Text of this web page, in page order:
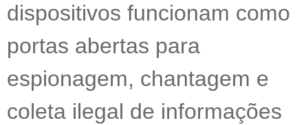
dispositivos funcionam como
portas abertas para
espionagem, chantagem e
coleta ilegal de informações